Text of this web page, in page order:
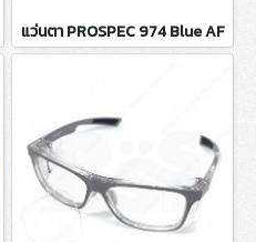
แว่นตา PROSPEC 974 Blue AF